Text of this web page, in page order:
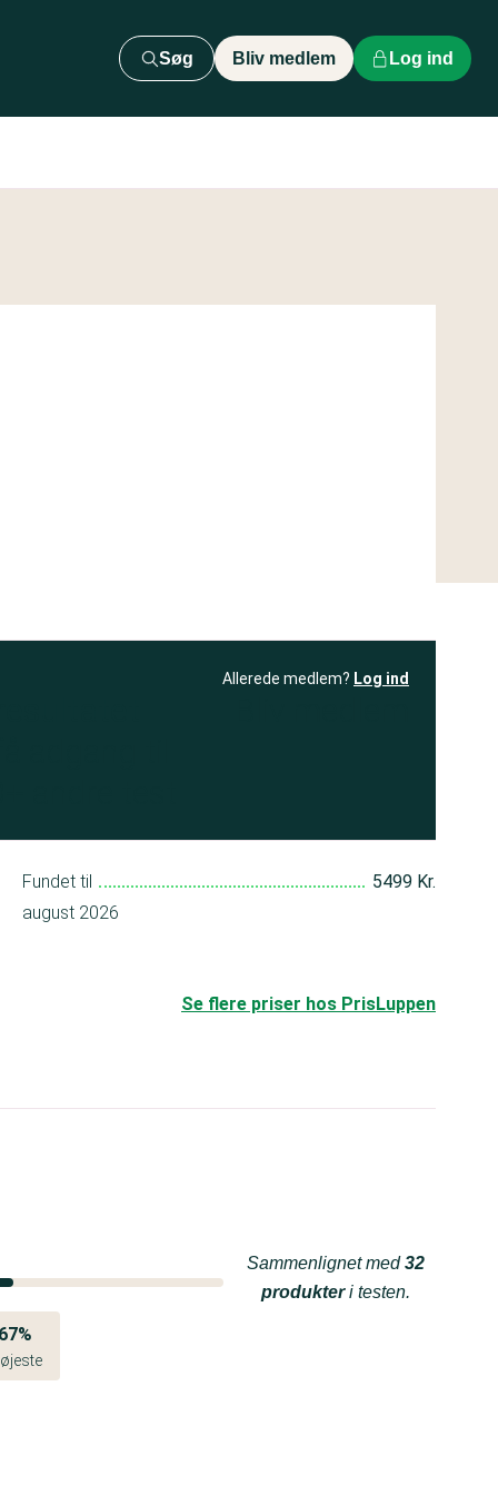
Søg Bliv medlem Log ind
Allerede medlem? Log ind
Fundet til
5499 Kr.
august 2026
Se flere priser hos PrisLuppen
Sammenlignet med32
produkteri testen.